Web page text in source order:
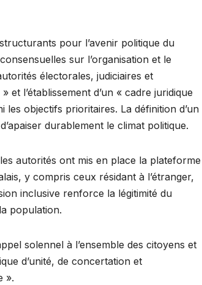
pour l’avenir politique du
sur l’organisation et le
électorales, judiciaires et
l’établissement d’un « cadre juridique
objectifs prioritaires. La définition d’un
durablement le climat politique.
autorités ont mis en place la plateforme
y compris ceux résidant à l’étranger,
inclusive renforce la légitimité du
population.
solennel à l’ensemble des citoyens et
d’unité, de concertation et
».